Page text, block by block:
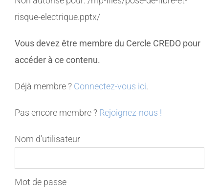
MEMBRES
CONTACT
risque-electrique.pptx/
Vous devez être membre du Cercle CREDO pour
accéder à ce contenu.
Déjà membre ? Connectez-vous ici.
Pas encore membre ? Rejoignez-nous !
Nom d'utilisateur
Mot de passe